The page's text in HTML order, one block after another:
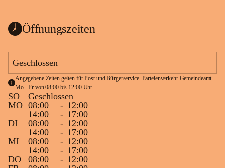
Öffnungszeiten
Geschlossen
Angegebene Zeiten gelten für Post und Bürgerservice. Parteienverkehr Gemeindeamt
Mo - Fr von 08:00 bis 12:00 Uhr.
SO
Geschlossen
MO 08:00 - 12:00
14:00
- 17:00
DI
08:00 - 12:00
14:00
- 17:00
MI
08:00 - 12:00
14:00
- 17:00
DO
08:00 - 12:00